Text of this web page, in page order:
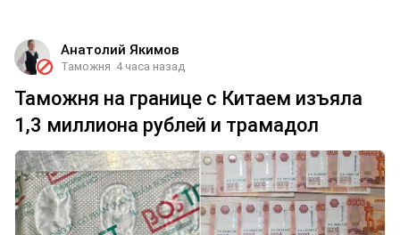
Анатолий Якимов
Таможня 4 часа назад
Таможня на границе с Китаем изъяла
1,3 миллиона рублей и трамадол